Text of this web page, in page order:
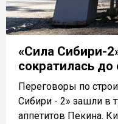
«Сила Сибири-
сократилась
Переговоры по
Сибири - 2» зашли в
аппетитов Пекина.